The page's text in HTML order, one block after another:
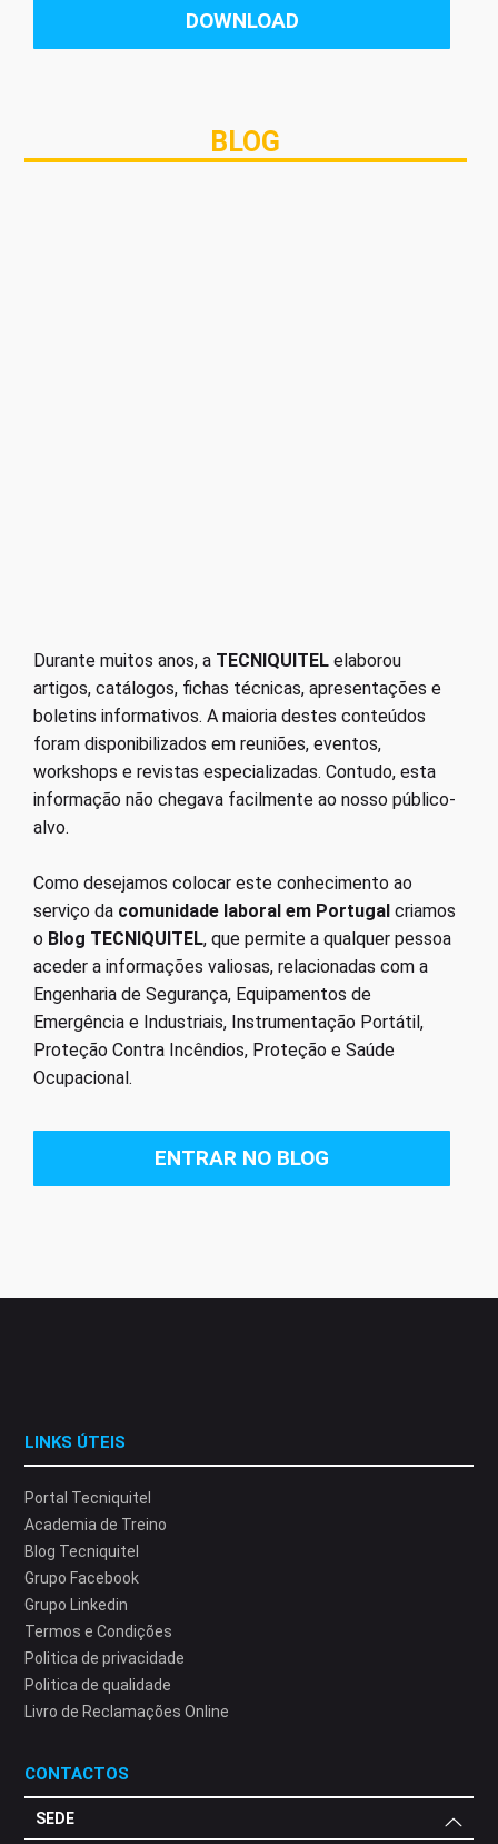
DOWNLOAD
BLOG
Durante muitos anos, a TECNIQUITEL elaborou
artigos, catálogos, fichas técnicas, apresentações e
boletins informativos. A maioria destes conteúdos
foram disponibilizados em reuniões, eventos,
workshops e revistas especializadas. Contudo, esta
informação não chegava facilmente ao nosso público-
alvo.
Como desejamos colocar este conhecimento ao
serviço da comunidade laboral em Portugal criamos
o Blog TECNIQUITEL, que permite a qualquer pessoa
aceder a informações valiosas, relacionadas com a
Engenharia de Segurança, Equipamentos de
Emergência e Industriais, Instrumentação Portátil,
Proteção Contra Incêndios, Proteção e Saúde
Ocupacional.
ENTRAR NO BLOG
LINKS ÚTEIS
Portal Tecniquitel
Academia de Treino
Blog Tecniquitel
Grupo Facebook
Grupo Linkedin
Termos e Condições
Politica de privacidade
Politica de qualidade
Livro de Reclamações Online
CONTACTOS
SEDE